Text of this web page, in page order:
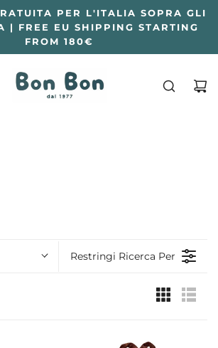
PER L'ITALIA SOPRA GLI
| FREE EU SHIPPING STARTING
FROM 180€
Restringi Ricerca Per